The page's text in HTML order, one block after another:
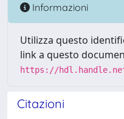
Informazioni
Utilizza questo
link a questo
https://
Citazioni